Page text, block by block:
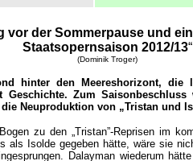
vor der Sommerpause und
Staatsopernsaison 2012/13“
(Dominik Troger)
hinter den Meereshorizont, die
Geschichte. Zum
Neuproduktion von „Tristan und
zu den „Tristan”-Reprisen im
als Isolde gegeben hätte, wäre sie
Dalayman wiederum